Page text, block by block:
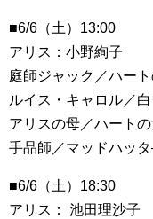
■6/6（土）13:00
アリス：小野絢子
庭師ジャック／ハー
ルイス・キャロル／
アリスの母／ハート
手品師／マッドハッ
■6/6（土）18:30
アリス： 池田理沙子